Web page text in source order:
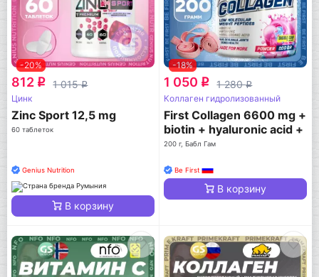
-20%
812 q 1 015q
Цинк
Zinc Sport 12,5 mg
60 таблеток
Genius Nutrition
В корзину
-18%
1 050 q 1 280q
Коллаген гидролизованный
First Collagen 6600 mg +
biotin + hyaluronic acid +
vitamin C
200 г, Бабл Гам
Be First
В корзину